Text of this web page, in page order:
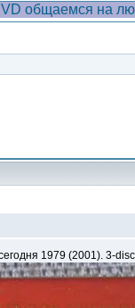
1979 (2001). 3-